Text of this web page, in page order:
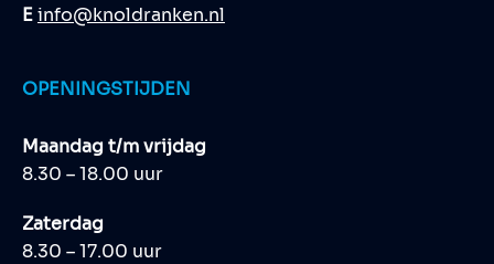
Einfo@knoldranken.nl
OPENINGSTIJDEN
Maandag t/m vrijdag
8.30 – 18.00 uur
Zaterdag
8.30 – 17.00 uur